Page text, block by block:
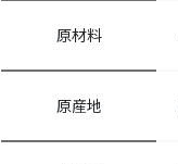
原材料
原産地